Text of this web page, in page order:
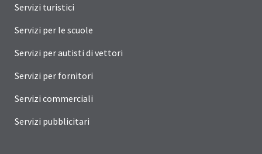
Servizi turistici
Servizi per le scuole
Servizi per autisti di vettori
Servizi per fornitori
Servizi commerciali
Servizi pubblicitari